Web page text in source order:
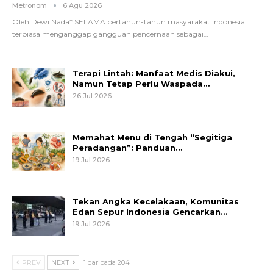
Metronom 6 Agu 2026
Oleh Dewi Nada* SELAMA bertahun-tahun masyarakat Indonesia
terbiasa menganggap gangguan pencernaan sebagai
Terapi Lintah: Manfaat Medis Diakui,
Namun Tetap Perlu Waspada…
26 Jul 2026
Memahat Menu di Tengah “Segitiga
Peradangan”: Panduan…
19 Jul 2026
Tekan Angka Kecelakaan, Komunitas
Edan Sepur Indonesia Gencarkan…
19 Jul 2026
PREV NEXT 1 daripada 204